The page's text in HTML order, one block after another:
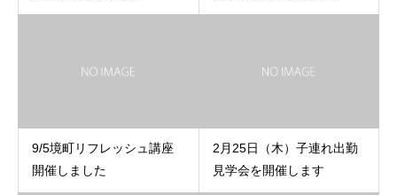
9/5境町リフレッシュ講座
開催しました
2月25日（木）子連れ出勤
見学会を開催します